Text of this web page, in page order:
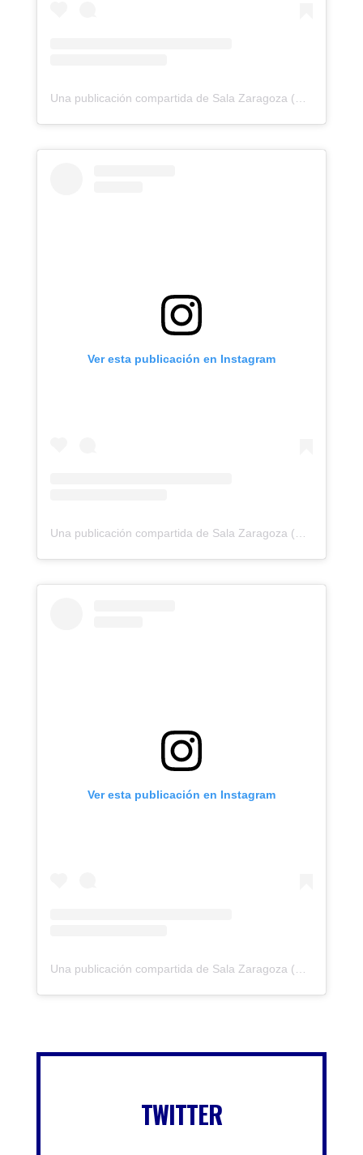
Ver esta publicación en Instagram
Una publicación compartida de Sala Zaragoza (@salazaragoza)
Ver esta publicación en Instagram
Una publicación compartida de Sala Zaragoza (@salazaragoza)
TWITTER